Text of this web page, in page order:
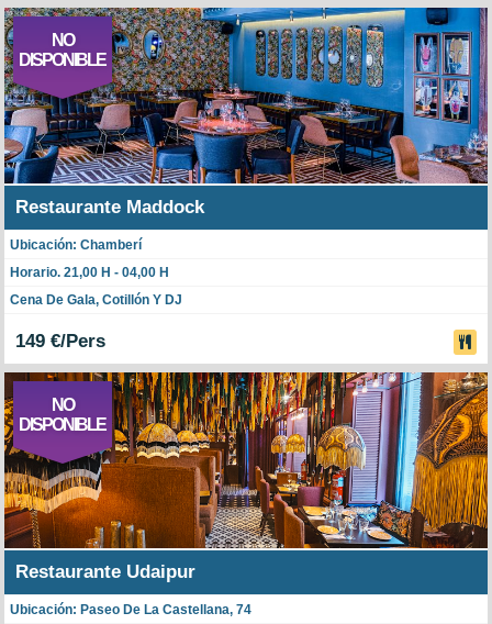
NO
DISPONIBLE
Restaurante Maddock
Ubicación: Chamberí
Horario. 21,00 H - 04,00 H
Cena De Gala, Cotillón Y DJ
149 €/Pers
NO
DISPONIBLE
Restaurante Udaipur
Ubicación: Paseo De La Castellana, 74